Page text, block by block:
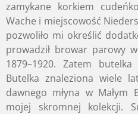
zamykane korkiem
Wache i miejscowość
pozwoliło mi określić
prowadził browar parowy
1879–1920. Zatem
Butelka znaleziona wiele
dawnego młyna w Małym
mojej skromnej kolekcji.